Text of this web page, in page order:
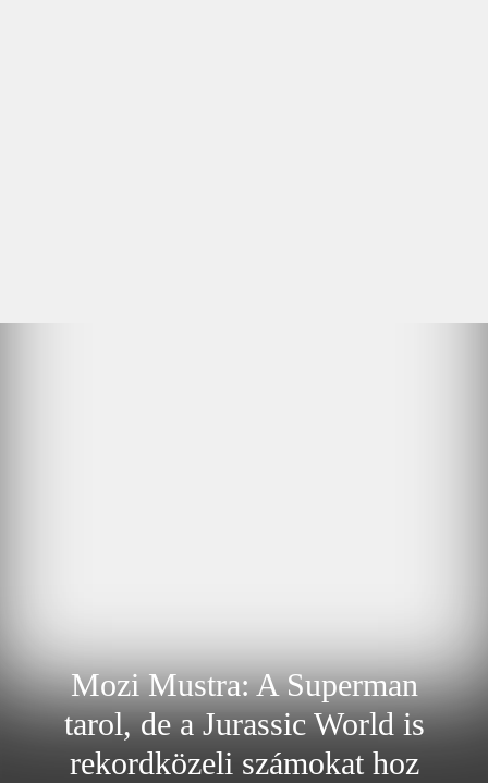
Mozi Mustra: A Superman
tarol, de a Jurassic World is
rekordközeli számokat hoz